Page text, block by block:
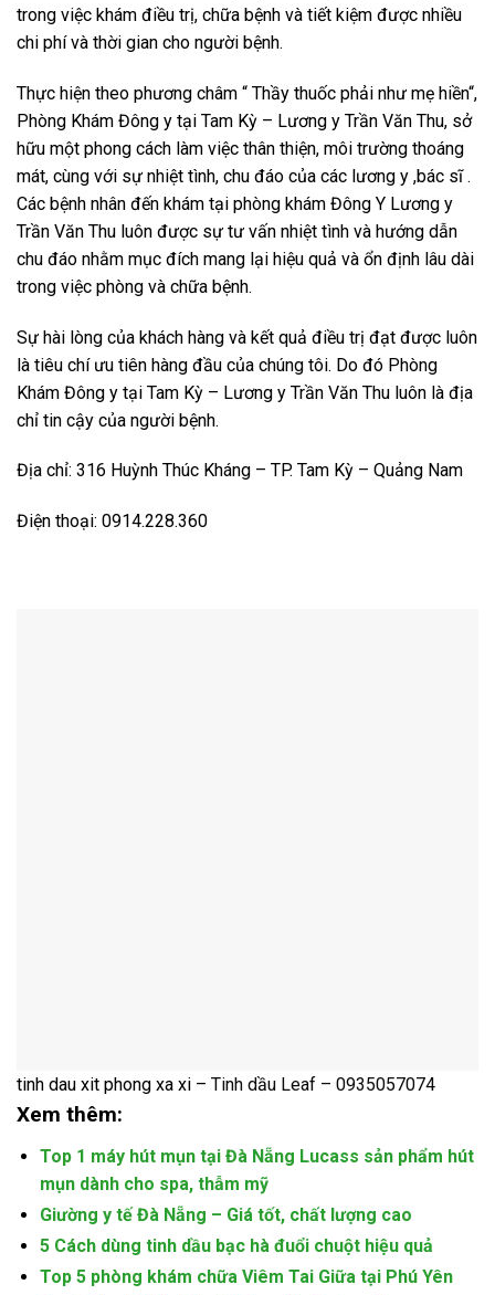
trong việc khám điều trị, chữa bệnh và tiết kiệm được nhiều
chi phí và thời gian cho người bệnh.
Thực hiện theo phương châm “ Thầy thuốc phải như mẹ hiền“,
Phòng Khám Đông y tại Tam Kỳ – Lương y Trần Văn Thu, sở
hữu một phong cách làm việc thân thiện, môi trường thoáng
mát, cùng với sự nhiệt tình, chu đáo của các lương y ,bác sĩ .
Các bệnh nhân đến khám tại phòng khám Đông Y Lương y
Trần Văn Thu luôn được sự tư vấn nhiệt tình và hướng dẫn
chu đáo nhằm mục đích mang lại hiệu quả và ổn định lâu dài
trong việc phòng và chữa bệnh.
Sự hài lòng của khách hàng và kết quả điều trị đạt được luôn
là tiêu chí ưu tiên hàng đầu của chúng tôi. Do đó Phòng
Khám Đông y tại Tam Kỳ – Lương y Trần Văn Thu luôn là địa
chỉ tin cậy của người bệnh.
Địa chỉ: 316 Huỳnh Thúc Kháng – TP. Tam Kỳ – Quảng Nam
Điện thoại: 0914.228.360
tinh dau xit phong xa xi – Tinh dầu Leaf – 0935057074
Xem thêm:
Top 1 máy hút mụn tại Đà Nẵng Lucass sản phẩm hút
mụn dành cho spa, thẫm mỹ
Giường y tế Đà Nẵng – Giá tốt, chất lượng cao
5 Cách dùng tinh dầu bạc hà đuổi chuột hiệu quả
Top 5 phòng khám chữa Viêm Tai Giữa tại Phú Yên